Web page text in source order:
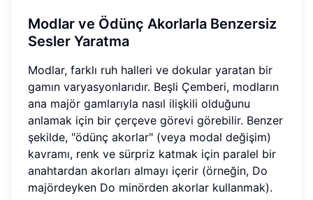
Modlar ve Ödünç Akorlarla Benzersiz
Sesler Yaratma
Modlar, farklı ruh halleri ve dokular yaratan bir
gamın varyasyonlarıdır. Beşli Çemberi, modların
ana majör gamlarıyla nasıl ilişkili olduğunu
anlamak için bir çerçeve görevi görebilir. Benzer
şekilde, "ödünç akorlar" (veya modal değişim)
kavramı, renk ve sürpriz katmak için paralel bir
anahtardan akorları almayı içerir (örneğin, Do
majördeyken Do minörden akorlar kullanmak).